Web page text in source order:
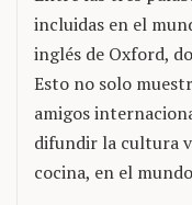
incluidas en el
inglés de Oxford,
Esto no solo
amigos
difundir la cultura
cocina, en el